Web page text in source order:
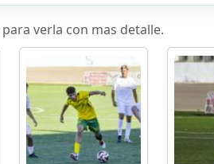
verla con mas detalle.